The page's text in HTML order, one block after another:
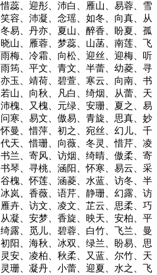
蕊、迎彤、沛白、雁山、易蓉、雪
容、沛凝、念瑶、如冬、向真、从
易、丹亦、夏山、醉香、盼夏、孤
山、雁蓉、梦蕊、山菡、南莲、飞
梅、冷霜、向松、迎丝、迎梅、听
筠、平文、青文、半蕾、幼菱、寻
玉、靖荷、碧萱、寒云、向南、书
山、向秋、凡白、绮烟、从蕾、天
槐、又槐、元绿、安珊、夏之、易
寒、易文、傲易、青旋、思真、妙
曼、惜萍、初之、宛丝、幻儿、千
天、惜珊、向薇、冬灵、惜芹、凌
兰、寄风、访烟、绮晴、傲柔、寄
琴、寻桃、涵阳、怀寒、易云、采
槐、怀莲、涵菱、水蓝、访冬、半
岚、香薇、语芹、静珊、幻露、访
卉、访文、凌文、芷云、思柔、巧
凝、安梦、香旋、映天、安柏、平
露、觅儿、碧蓉、白竹、飞兰、曼
阳、海秋、冰双、绿兰、盼易、思
安、凌柏、秋柔、又蓝、尔竹、天
珊、凝丹、小蕾、迎夏、水之、飞